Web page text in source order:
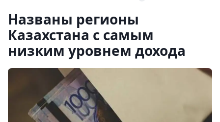
Названы регионы
Казахстана с самым
низким уровнем дохода